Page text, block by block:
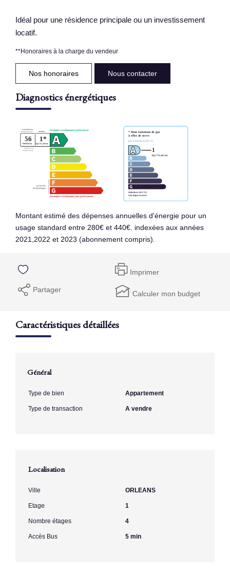
Idéal pour une résidence principale ou un investissement
locatif.
**Honoraires à la charge du vendeur
Nos honoraires Nous contacter
Diagnostics énergétiques
Montant estimé des dépenses annuelles d'énergie pour un
usage standard entre 280€ et 440€. indexées aux années
2021,2022 et 2023 (abonnement compris).
Imprimer
Partager Calculer mon budget
Caractéristiques détaillées
Général
Type de bien Appartement
Type de transaction A vendre
Localisation
Ville ORLEANS
Etage 1
Nombre étages 4
Accès Bus 5 min